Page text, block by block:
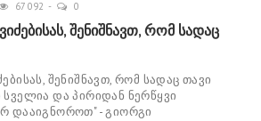
67 092 0
შენიშნავთ, რომ სადაც
შენიშნავთ, რომ სადაც თავი
და პირიდან ნერწყვი
დააიგნოროთ" - გიორგი